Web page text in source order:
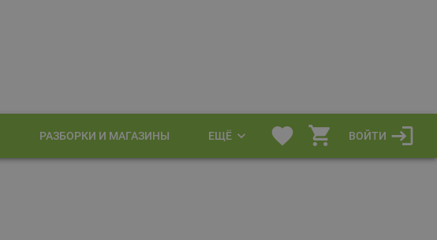
РАЗБОРКИ И МАГАЗИНЫ ЕЩЁ ВОЙТИ